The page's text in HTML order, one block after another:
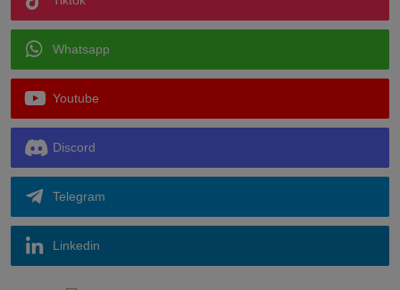
Whatsapp
Youtube
Discord
Telegram
Linkedin